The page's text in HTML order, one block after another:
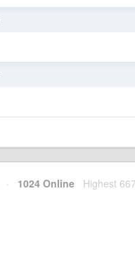
· 1024 Online Highest